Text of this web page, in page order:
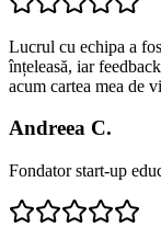
Lucrul cu echipa a
înțeleasă, iar
acum cartea mea de
Andreea C.
Fondator start-up